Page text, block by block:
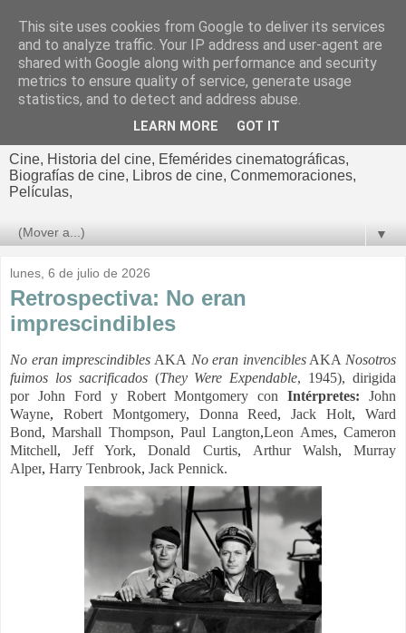
El cultural
cinematográfico de Jorge
Cine, Historia del cine, Efemérides cinematográficas,
Biografías de cine, Libros de cine, Conmemoraciones,
Películas,
▼
lunes, 6 de julio de 2026
Retrospectiva: No eran
imprescindibles
No eran imprescindibles AKA No eran invenciblesAKA Nosotros
fuimos los sacrificados(They Were Expendable, 1945), dirigida
por John Ford y Robert Montgomery conIntérpretes:
John
Wayne, Robert Montgomery, Donna Reed,Jack Holt,Ward
Bond,Marshall Thompson,Paul Langton,Leon Ames,Cameron
Mitchell,Jeff York,Donald Curtis, Arthur Walsh,Murray
Alper, Harry Tenbrook, Jack Pennick.
This site uses cookies from Google to deliver its services
and to analyze traffic. Your IP address and user-agent are
shared with Google along with performance and security
metrics to ensure quality of service, generate usage
statistics, and to detect and address abuse.
LEARN MORE GOT IT